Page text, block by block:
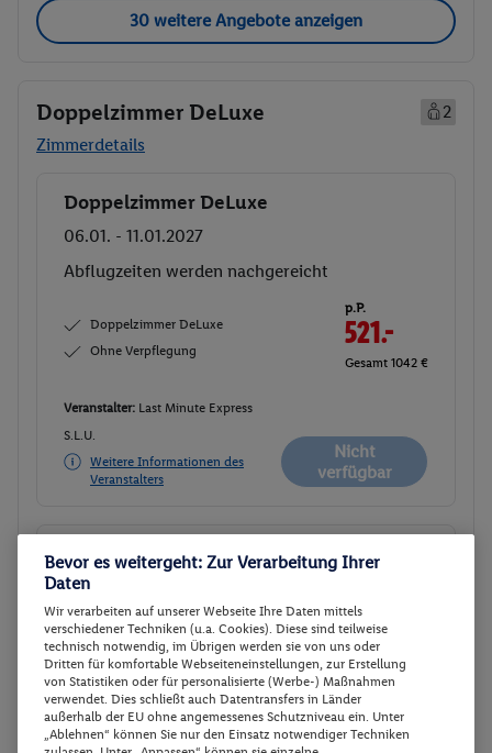
30 weitere Angebote anzeigen
Doppelzimmer DeLuxe
2
Zimmerdetails
Buchen
Doppelzimmer DeLuxe
06.01. - 11.01.2027
Abflugzeiten werden nachgereicht
Doppelzimmer DeLuxe
Ohne Verpflegung
p.P.
521.-
Gesamt 1042 €
Veranstalter: Last Minute Express
S.L.U.
Weitere Informationen des
Veranstalters
Nicht
verfügbar
Buchen
Doppelzimmer DeLuxe
07.01. - 12.01.2027
Ab/ bis München (DE) Flugdetails anzeigen
Doppelzimmer DeLuxe
Ohne Verpflegung
p.P.
546.50
Gesamt 1093 €
Bevor es weitergeht: Zur Verarbeitung Ihrer
Daten
Wir verarbeiten auf unserer Webseite Ihre Daten mittels
verschiedener Techniken (u.a. Cookies). Diese sind teilweise
technisch notwendig, im Übrigen werden sie von uns oder
Dritten für komfortable Webseiteneinstellungen, zur Erstellung
von Statistiken oder für personalisierte (Werbe-) Maßnahmen
verwendet. Dies schließt auch Datentransfers in Länder
außerhalb der EU ohne angemessenes Schutzniveau ein. Unter
„Ablehnen“ können Sie nur den Einsatz notwendiger Techniken